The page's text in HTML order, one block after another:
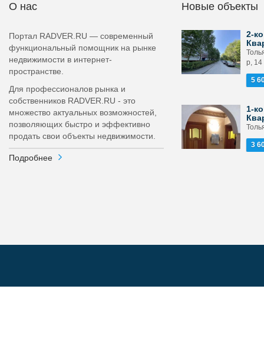
О нас
Портал RADVER.RU — современный
функциональный помощник на рынке
недвижимости в интернет-
пространстве.
Для профессионалов рынка и
собственников RADVER.RU - это
множество актуальных возможностей,
позволяющих быстро и эффективно
продать свои объекты недвижимости.
Подробнее
Новые объекты
2-
р, 14
5
1-
3